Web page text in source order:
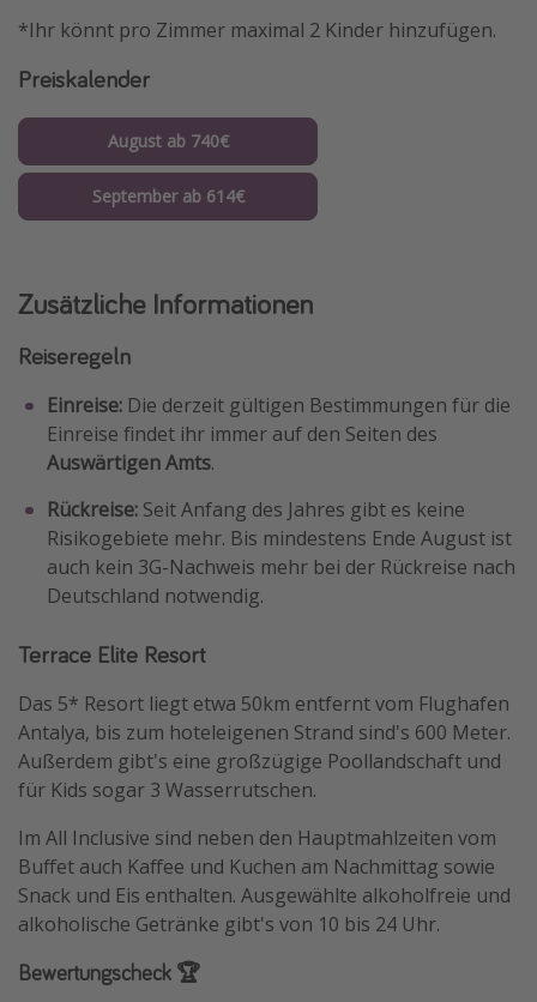
*Ihr könnt pro Zimmer maximal 2 Kinder hinzufügen.
Preiskalender
August ab 740€
September ab 614€
Zusätzliche Informationen
Reiseregeln
Einreise: Die derzeit gültigen Bestimmungen für die
Einreise findet ihr immer auf den Seiten des
Auswärtigen Amts.
Rückreise: Seit Anfang des Jahres gibt es keine
Risikogebiete mehr. Bis mindestens Ende August ist
auch kein 3G-Nachweis mehr bei der Rückreise nach
Deutschland notwendig.
Terrace Elite Resort
Das 5* Resort liegt etwa 50km entfernt vom Flughafen
Antalya, bis zum hoteleigenen Strand sind's 600 Meter.
Außerdem gibt's eine großzügige Poollandschaft und
für Kids sogar 3 Wasserrutschen.
Im All Inclusive sind neben den Hauptmahlzeiten vom
Buffet auch Kaffee und Kuchen am Nachmittag sowie
Snack und Eis enthalten. Ausgewählte alkoholfreie und
alkoholische Getränke gibt's von 10 bis 24 Uhr.
Bewertungscheck 🏆